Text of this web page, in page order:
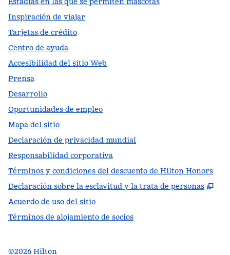
Inspiración de viajar
Tarjetas de crédito
Centro de ayuda
Accesibilidad del sitio Web
Prensa
Desarrollo
Oportunidades de empleo
Mapa del sitio
Declaración de privacidad mundial
Responsabilidad corporativa
Términos y condiciones del descuento de Hilton Honors
Declaración sobre la esclavitud y la trata de personas
,
Acuerdo de uso del sitio
Términos de alojamiento de socios
©2026 Hilton